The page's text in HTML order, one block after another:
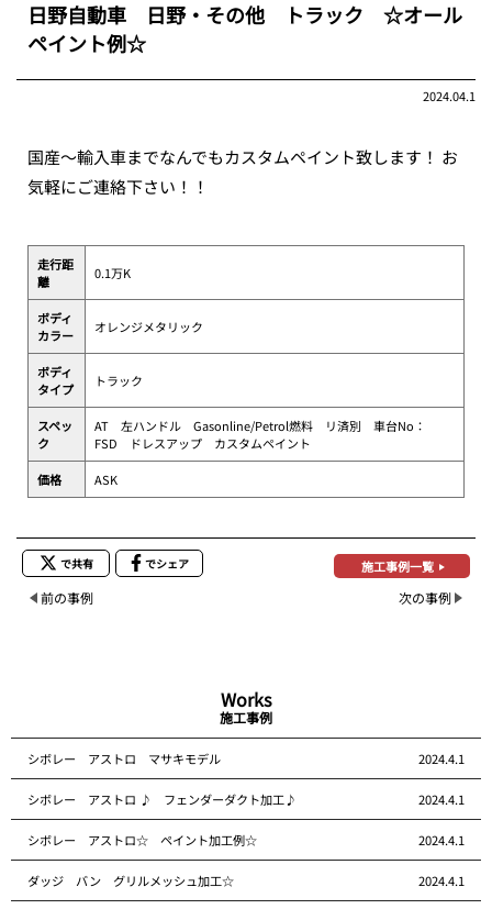
日野自動車 日野・その他 トラック ☆オール
ペイント例☆
2024.04.1
国産～輸入車までなんでもカスタムペイント致します！ お
気軽にご連絡下さい！！
走行距
離
0.1万K
ボディ
カラー
オレンジメタリック
ボディ
タイプ
トラック
スペッ
ク
AT 左ハンドル Gasonline/Petrol燃料 リ済別 車台No：
FSD ドレスアップ カスタムペイント
価格 ASK
で共有 でシェア 施工事例一覧
前の事例 次の事例
Works
施工事例
シボレー アストロ マサキモデル 2024.4.1
シボレー アストロ ♪ フェンダーダクト加工♪ 2024.4.1
シボレー アストロ☆ ペイント加工例☆ 2024.4.1
ダッジ バン グリルメッシュ加工☆ 2024.4.1